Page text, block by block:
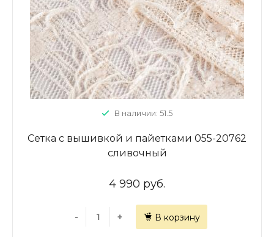
В наличии: 51.5
Сетка с вышивкой и пайетками 055-20762
сливочный
4 990 руб.
- + В корзину